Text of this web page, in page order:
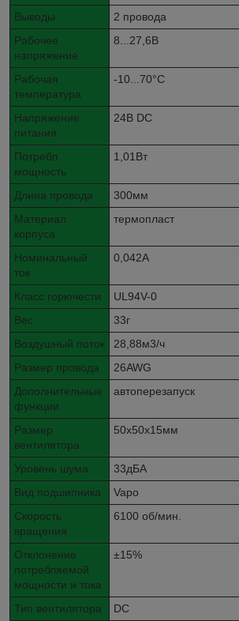
Выводы
2 провода
Рабочее
напряжение
8...27,6В
Рабочая
температура
-10...70°C
Напряжение
питания
24В DC
Потребл.
мощность
1,01Вт
Длина провода
300мм
Материал
корпуса
термопласт
Номинальный
ток
0,042А
Класс горючести
UL94V-0
Вес
33г
Воздушный поток
28,88м3/ч
Размер провода
26AWG
Дополнительные
функции
автоперезапуск
Размер
вентилятора
50x50x15мм
Уровень шума
33дБА
Вид подшипника
Vapo
Скорость
вращения
6100 об/мин.
Отклонение
потребляемой
мощности и тока
±15%
Тип вентилятора
DC